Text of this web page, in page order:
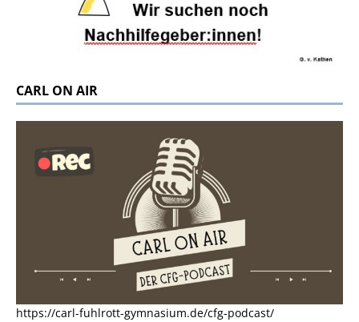
CARL ON AIR
https://carl-fuhlrott-gymnasium.de/cfg-podcast/